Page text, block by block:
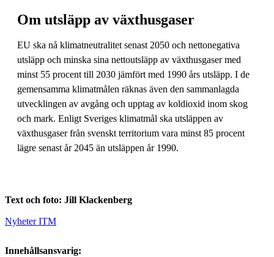
Om utsläpp av växthusgaser
EU ska nå klimatneutralitet senast 2050 och nettonegativa
utsläpp och minska sina nettoutsläpp av växthusgaser med
minst 55 procent till 2030 jämfört med 1990 års utsläpp. I de
gemensamma klimatmålen räknas även den sammanlagda
utvecklingen av avgång och upptag av koldioxid inom skog
och mark. Enligt Sveriges klimatmål ska utsläppen av
växthusgaser från svenskt territorium vara minst 85 procent
lägre senast år 2045 än utsläppen år 1990.
Text och foto: Jill Klackenberg
Nyheter ITM
Innehållsansvarig: